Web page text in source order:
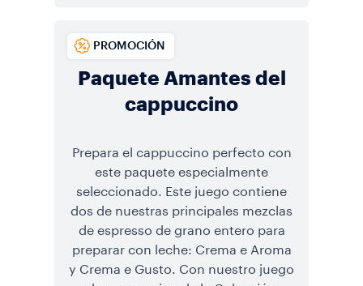
Paquete Amantes del
cappuccino
PROMOCIÓN
Prepara el cappuccino perfecto con
este paquete especialmente
seleccionado. Este juego contiene
dos de nuestras principales mezclas
de espresso de grano entero para
preparar con leche: Crema e Aroma
y Crema e Gusto. Con nuestro juego